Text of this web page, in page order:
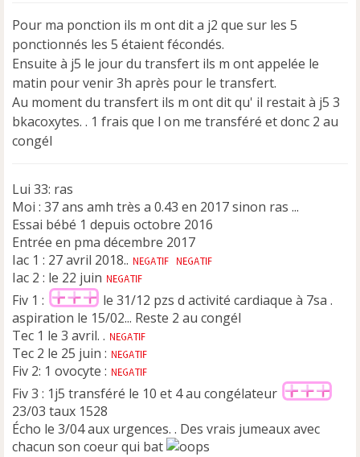
a
g
e
n
o
n
l
u
Pour ma ponction ils m ont dit a j2 que sur les 5
ponctionnés les 5 étaient fécondés.
Ensuite à j5 le jour du transfert ils m ont appelée le
matin pour venir 3h après pour le transfert.
Au moment du transfert ils m ont dit qu' il restait à j5 3
bkacoxytes. . 1 frais que l on me transféré et donc 2 au
congél
Lui 33: ras
Moi : 37 ans amh très a 0.43 en 2017 sinon ras ...
Essai bébé 1 depuis octobre 2016
Entrée en pma décembre 2017
Iac 1 : 27 avril 2018..
Iac 2 : le 22 juin
Fiv 1 :
le 31/12 pzs d activité cardiaque à 7sa .
aspiration le 15/02... Reste 2 au congél
Tec 1 le 3 avril. .
Tec 2 le 25 juin :
Fiv 2: 1 ovocyte :
Fiv 3 : 1j5 transféré le 10 et 4 au congélateur
23/03 taux 1528
Écho le 3/04 aux urgences. . Des vrais jumeaux avec
chacun son coeur qui bat